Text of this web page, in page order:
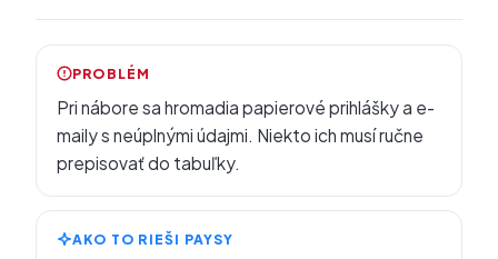
PROBLÉM
Pri nábore sa hromadia papierové prihlášky a e-
maily s neúplnými údajmi. Niekto ich musí ručne
prepisovať do tabuľky.
AKO TO RIEŠI PAYSY